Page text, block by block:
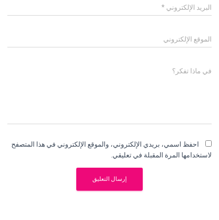
البريد الإلكتروني *
الموقع الإلكتروني
في ماذا تفكر؟
احفظ اسمي، بريدي الإلكتروني، والموقع الإلكتروني في هذا المتصفح
لاستخدامها المرة المقبلة في تعليقي.